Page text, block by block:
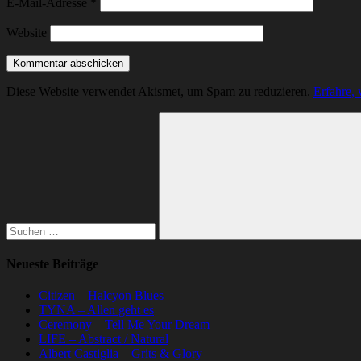
Website
Diese Website verwendet Akismet, um Spam zu reduzieren. Erfahre,
Suchen
Neueste Beiträge
Citizen – Halcyon Blues
TYNA – Allen geht es
Ceremony – Tell Me Your Dream
LIFE – Abstract / Natural
Albert Castiglia – Grits & Glory